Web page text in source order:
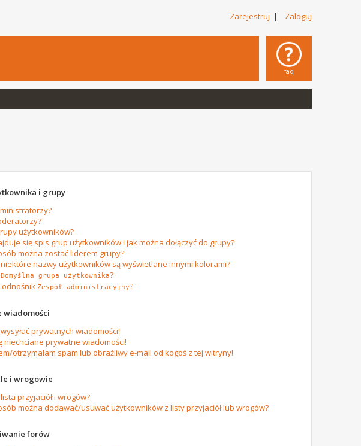
Zarejestruj | Zaloguj
faq
i grupy
użytkowników?
się spis grup użytkowników i jak można dołączyć do grupy?
można zostać liderem grupy?
nazwy użytkowników są wyświetlane innymi kolorami?
Domyślna grupa użytkownika?
odnośnik Zespół administracyjny?
wiadomości
prywatnych wiadomości!
niechciane prywatne wiadomości!
otrzymałam spam lub obraźliwy e-mail od kogoś z tej witryny!
i wrogowie
przyjaciół i wrogów?
można dodawać/usuwać użytkowników z listy przyjaciół lub wrogów?
forów